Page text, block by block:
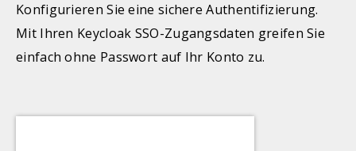
Konfigurieren Sie eine sichere Authentifizierung.
Mit Ihren Keycloak SSO-Zugangsdaten greifen Sie
einfach ohne Passwort auf Ihr Konto zu.